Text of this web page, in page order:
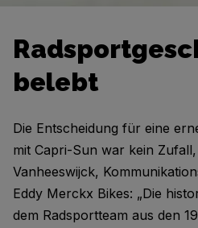
belebt
Die Entscheidung für eine
mit Capri-Sun war kein
Vanheeswijck,
Eddy Merckx Bikes: „Die
dem Radsportteam aus den